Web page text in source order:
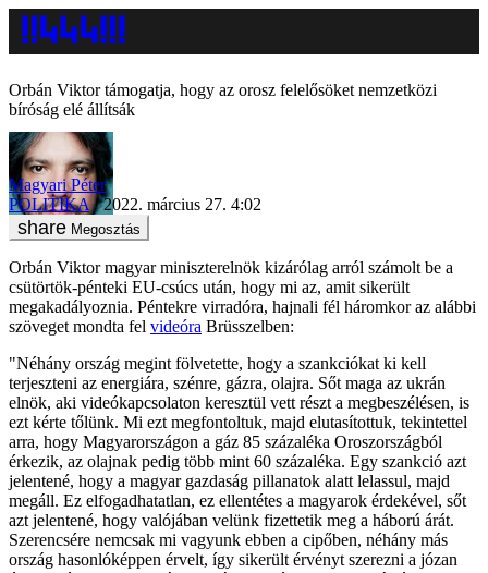
Orbán Viktor támogatja, hogy az orosz felelősöket nemzetközi
bíróság elé állítsák
Magyari Péter
POLITIKA
2022. március 27. 4:02
Megosztás
Orbán Viktor magyar miniszterelnök kizárólag arról számolt be a
csütörtök-pénteki EU-csúcs után, hogy mi az, amit sikerült
megakadályoznia. Péntekre virradóra, hajnali fél háromkor az alábbi
szöveget mondta fel videóra Brüsszelben:
"Néhány ország megint fölvetette, hogy a szankciókat ki kell
terjeszteni az energiára, szénre, gázra, olajra. Sőt maga az ukrán
elnök, aki videókapcsolaton keresztül vett részt a megbeszélésen, is
ezt kérte tőlünk. Mi ezt megfontoltuk, majd elutasítottuk, tekintettel
arra, hogy Magyarországon a gáz 85 százaléka Oroszországból
érkezik, az olajnak pedig több mint 60 százaléka. Egy szankció azt
jelentené, hogy a magyar gazdaság pillanatok alatt lelassul, majd
megáll. Ez elfogadhatatlan, ez ellentétes a magyarok érdekével, sőt
azt jelentené, hogy valójában velünk fizettetik meg a háború árát.
Szerencsére nemcsak mi vagyunk ebben a cipőben, néhány más
ország hasonlóképpen érvelt, így sikerült érvényt szerezni a józan